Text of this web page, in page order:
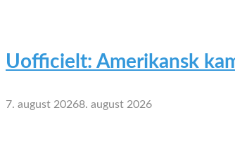
Uofficielt: Amerikansk
7. august 20268. august 2026